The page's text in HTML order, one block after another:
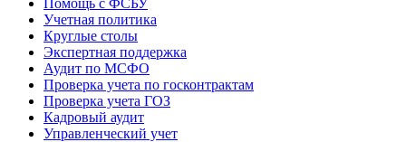
Помощь с ФСБУ
Учетная политика
Круглые столы
Экспертная поддержка
Аудит по МСФО
Проверка учета по госконтрактам
Проверка учета ГОЗ
Кадровый аудит
Управленческий учет